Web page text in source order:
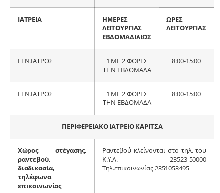
ΙΑΤΡΕΙΑ
ΗΜΕΡΕΣ
ΛΕΙΤΟΥΡΓΙΑΣ
ΕΒΔΟΜΑΔΙΑΙΩΣ
ΩΡΕΣ
ΛΕΙΤΟΥΡΓΙΑΣ
ΓΕΝ.ΙΑΤΡΟΣ
1 ΜΕ 2 ΦΟΡΕΣ
ΤΗΝ ΕΒΔΟΜΑΔΑ
8:00-15:00
ΓΕΝ.ΙΑΤΡΟΣ
1 ΜΕ 2 ΦΟΡΕΣ
ΤΗΝ ΕΒΔΟΜΑΔΑ
8:00-15:00
ΠΕΡΙΦΕΡΕΙΑΚΟ ΙΑΤΡΕΙΟ ΚΑΡΙΤΣΑ
Χώρος στέγασης,
ραντεβού,
διαδικασία,
τηλέφωνα
επικοινωνίας
Ραντεβού κλείνονται στο τηλ. του
Κ.Υ.Λ. 23523-50000
Τηλ.επικοινωνίας 2351053495